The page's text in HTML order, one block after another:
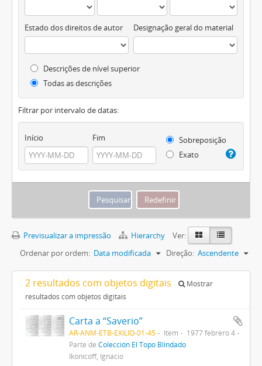
Estado dos direitos de autor Designação geral do material
Descrições de nível superior
Todas as descrições
Filtrar por intervalo de datas:
Início Fim
Sobreposição
Exato
Previsualizar a impressão Hierarchy
Ver:
Ordenar por ordem: Data modificada Direção: Ascendente
2 resultados com objetos digitais
Mostrar
resultados com objetos digitais
Carta a “Saverio”
AR-ANM-ETB-EXILIO-01-45 Item
1977 febrero 4
Parte de Colección El Topo Blindado
Ikonicoff, Ignacio